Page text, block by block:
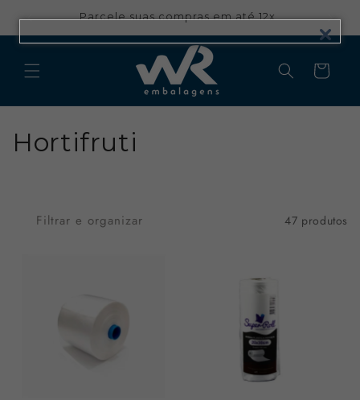
para o
conteúdo
Parcele suas compras em até 12x
Carrinho
C
Hortifruti
Filtrar e organizar 47 produtos